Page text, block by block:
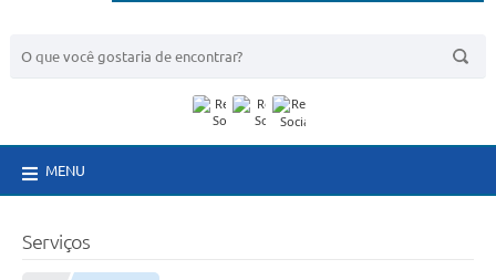
MENU
Serviços